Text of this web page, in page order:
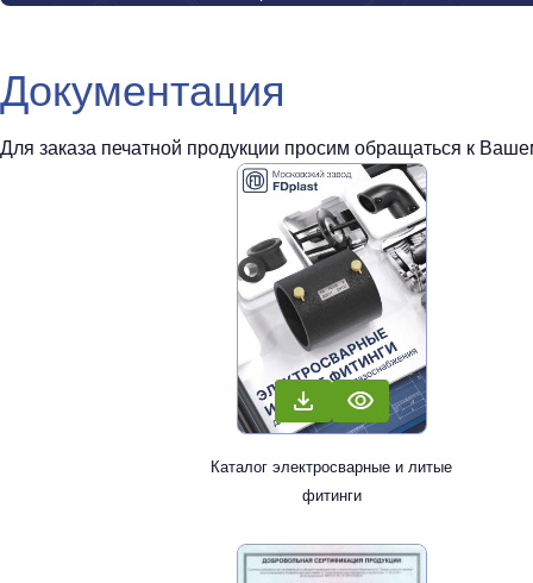
Документация
Для заказа печатной продукции просим обращаться к
Каталог электросварные и литые
фитинги